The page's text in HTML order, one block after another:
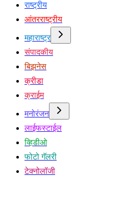
राष्ट्रीय
आंतरराष्ट्रीय
महाराष्ट्र
संपादकीय
बिझनेस
क्रीडा
क्राईम
मनोरंजन
लाईफस्टाईल
व्हिडीओ
फोटो गॅलरी
टेक्नोलॉजी